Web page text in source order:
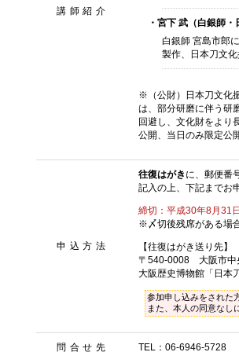
講師紹介
・宮下 武（白銀師
白銀師 宮島市郎
製作、日本刀文
※（公財）日本刀文化
は、部分研磨に伴う研
回避し、文化財をより
公開、当日のみ限定公
申込方法
往復はがき に、郵便番
記入の上、下記までお
締切：平成30年8月31
※〆切後残席がある場
【往復はがき送り先】
〒540-0008 大阪市中
大阪歴史博物館「日本
参加申し込みをされた
また、本人の同意なし
問合せ先 TEL：06-6946-5728